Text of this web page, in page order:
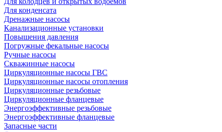
Для конденсата
Дренажные насосы
Канализационные установки
Повышения давления
Погружные фекальные насосы
Ручные насосы
Скважинные насосы
Циркуляционные насосы ГВС
Циркуляционные насосы отопления
Циркуляционные резьбовые
Циркуляционные фланцевые
Энергоэффективные резьбовые
Энергоэффективные фланцевые
Запасные части